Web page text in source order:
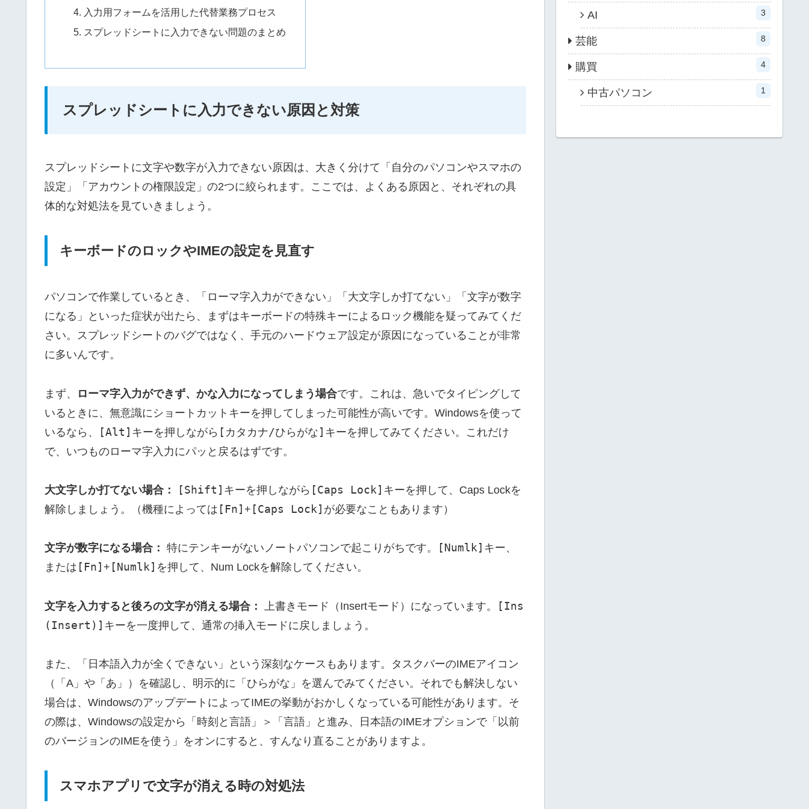
入力用フォームを活用した代替業務プロセス
スプレッドシートに入力できない問題のまとめ
スプレッドシートに入力できない原因と対策
スプレッドシートに文字や数字が入力できない原因は、大きく分けて「自分のパソコンやスマホの
設定」「アカウントの権限設定」の2つに絞られます。ここでは、よくある原因と、それぞれの具
体的な対処法を見ていきましょう。
キーボードのロックやIMEの設定を見直す
パソコンで作業しているとき、「ローマ字入力ができない」「大文字しか打てない」「文字が数字
になる」といった症状が出たら、まずはキーボードの特殊キーによるロック機能を疑ってみてくだ
さい。スプレッドシートのバグではなく、手元のハードウェア設定が原因になっていることが非常
に多いんです。
まず、 ローマ字入力ができず、かな入力になってしまう場合です。これは、急いでタイピングして
いるときに、無意識にショートカットキーを押してしまった可能性が高いです。Windowsを使って
いるなら、
[Alt] キーを押しながら [カタカナ/ひらがな] キーを押してみてください。これだけ
で、いつものローマ字入力にパッと戻るはずです。
大文字しか打てない場合： [Shift] キーを押しながら [Caps Lock] キーを押して、Caps Lockを
解除しましょう。（機種によっては [Fn] + [Caps Lock] が必要なこともあります）
文字が数字になる場合： 特にテンキーがないノートパソコンで起こりがちです。 [Numlk] キー、
または [Fn] + [Numlk] を押して、Num Lockを解除してください。
文字を入力すると後ろの文字が消える場合： 上書きモード（Insertモード）になっています。
[Ins
(Insert)] キーを一度押して、通常の挿入モードに戻しましょう。
また、「日本語入力が全くできない」という深刻なケースもあります。タスクバーのIMEアイコン
（「A」や「あ」）を確認し、明示的に「ひらがな」を選んでみてください。それでも解決しない
場合は、WindowsのアップデートによってIMEの挙動がおかしくなっている可能性があります。そ
の際は、Windowsの設定から「時刻と言語」＞「言語」と進み、日本語のIMEオプションで「以前
のバージョンのIMEを使う」をオンにすると、すんなり直ることがありますよ。
スマホアプリで文字が消える時の対処法
AI 3
芸能 8
購買 4
中古パソコン 1